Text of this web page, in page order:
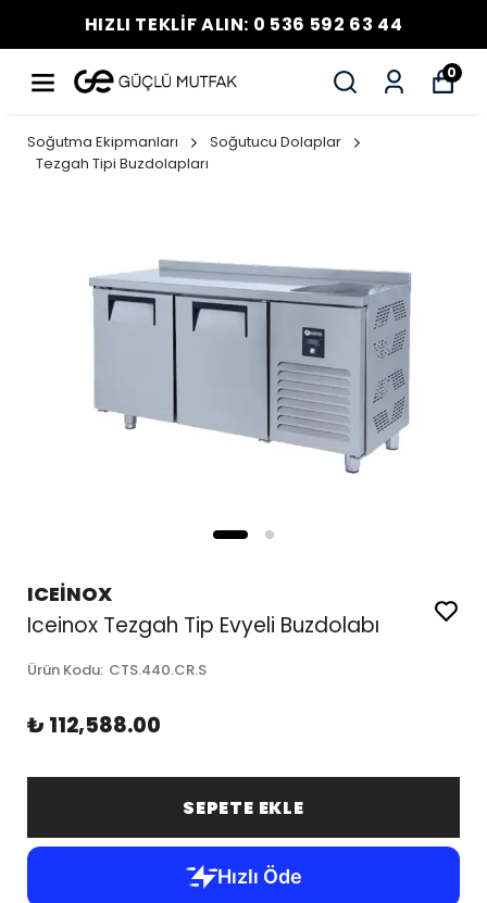
HIZLI TEKLİF ALIN: 0 536 592 63 44
0
Soğutma Ekipmanları
Soğutucu Dolaplar
Tezgah Tipi Buzdolapları
ICEİNOX
Iceinox Tezgah Tip Evyeli Buzdolabı
Ürün Kodu: CTS.440.CR.S
₺ 112,588.00
SEPETE EKLE